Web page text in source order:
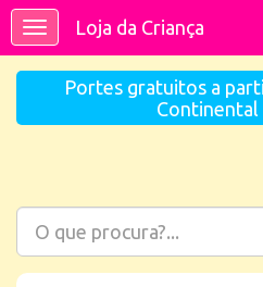
ToggleLoja da Criança
Portes gratuitos a
Continental